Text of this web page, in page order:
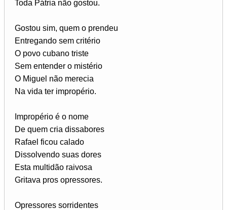
Toda Pátria não gostou.
Gostou sim, quem o prendeu
Entregando sem critério
O povo cubano triste
Sem entender o mistério
O Miguel não merecia
Na vida ter impropério.
Impropério é o nome
De quem cria dissabores
Rafael ficou calado
Dissolvendo suas dores
Esta multidão raivosa
Gritava pros opressores.
Opressores sorridentes